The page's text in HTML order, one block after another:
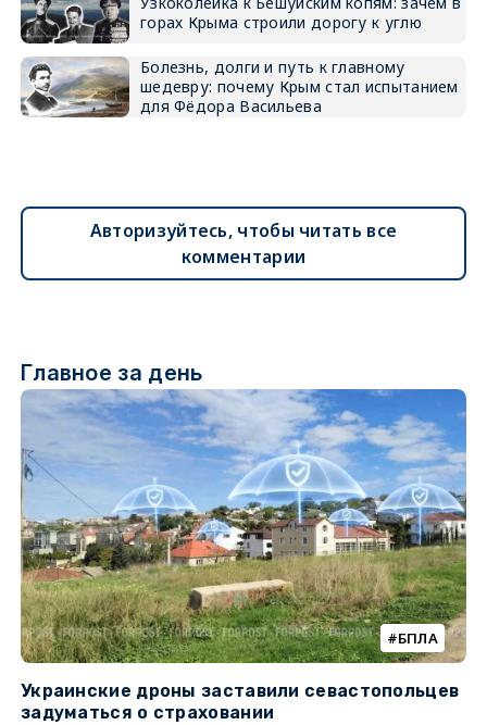
горах Крыма строили дорогу к углю
Болезнь, долги и путь к главному
шедевру: почему Крым стал испытанием
для Фёдора Васильева
Авторизуйтесь, чтобы читать все
комментарии
Главное за день
БПЛА
Украинские дроны заставили севастопольцев
задуматься о страховании